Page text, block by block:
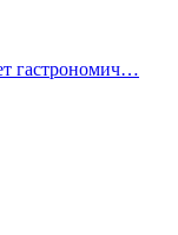
гастрономич…